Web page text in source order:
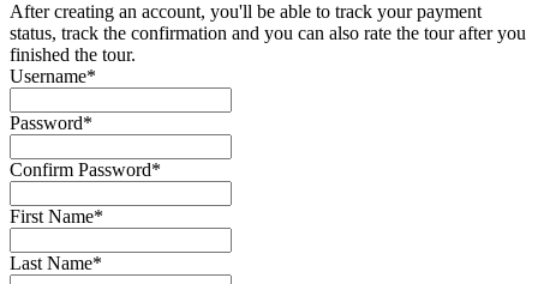
After creating an account, you'll be able to track your payment
status, track the confirmation and you can also rate the tour after you
finished the tour.
Username*
Password*
Confirm Password*
First Name*
Last Name*